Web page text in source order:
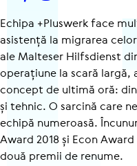
Echipa +Pluswerk face
asistență la migrarea
ale Malteser Hilfsdienst
operațiune la scară largă,
concept de ultimă oră:
și tehnic. O sarcină care
echipă numeroasă.
Award 2018 și Econ
două premii de renume.